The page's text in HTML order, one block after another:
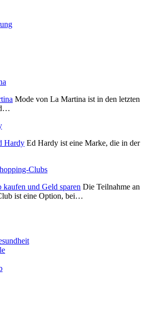
Mode von La Martina ist in den letzten
Hardy Ed Hardy ist eine Marke, die in der
und Geld sparen Die Teilnahme an
ist eine Option, bei…